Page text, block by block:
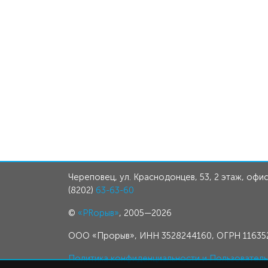
Череповец, ул. Краснодонцев, 53, 2 этаж,
(8202) 63-63-60
© «PRорыв», 2005—2026
ООО «Прорыв», ИНН 3528244160, ОГРН
Политика конфиденциальности и